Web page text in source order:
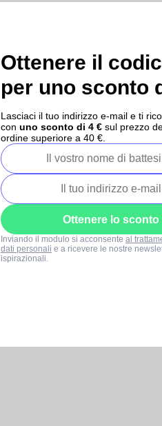
Ottenere il
per uno sconto
Lasciaci il tuo indirizzo e-mail e ti
con uno sconto di 4 € sul prezzo
ordine superiore a 40 €.
Ottenere lo sconto
Inviando il modulo si acconsente al
dati personali e a ricevere le nostre
ispirazionali.